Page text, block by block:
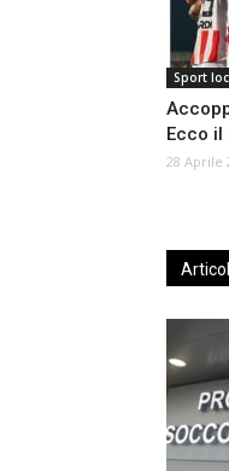
Sport
Ecco il
28 Aprile